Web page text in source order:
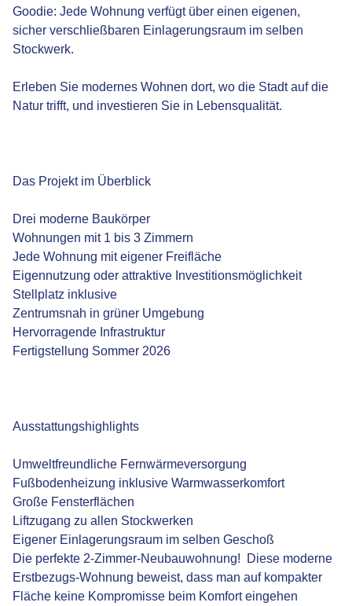
Goodie: Jede Wohnung verfügt über einen eigenen,
sicher verschließbaren Einlagerungsraum im selben
Stockwerk.
Erleben Sie modernes Wohnen dort, wo die Stadt auf die
Natur trifft, und investieren Sie in Lebensqualität.
Das Projekt im Überblick
Drei moderne Baukörper
Wohnungen mit 1 bis 3 Zimmern
Jede Wohnung mit eigener Freifläche
Eigennutzung oder attraktive Investitionsmöglichkeit
Stellplatz inklusive
Zentrumsnah in grüner Umgebung
Hervorragende Infrastruktur
Fertigstellung Sommer 2026
Ausstattungshighlights
Umweltfreundliche Fernwärmeversorgung
Fußbodenheizung inklusive Warmwasserkomfort
Große Fensterflächen
Liftzugang zu allen Stockwerken
Eigener Einlagerungsraum im selben Geschoß
Die perfekte 2-Zimmer-Neubauwohnung! Diese moderne
Erstbezugs-Wohnung beweist, dass man auf kompakter
Fläche keine Kompromisse beim Komfort eingehen